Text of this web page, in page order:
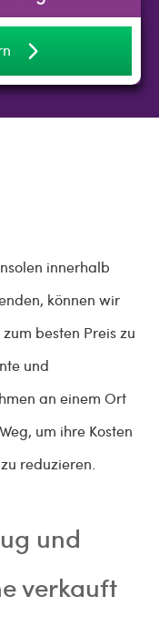
innerhalb
können wir
besten Preis zu
und
an einem Ort
um ihre Kosten
reduzieren.
und
verkauft